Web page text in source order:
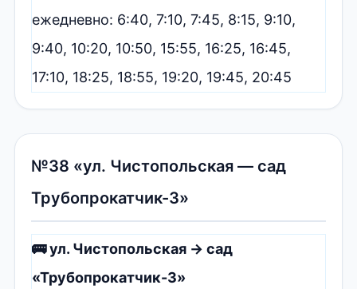
ежедневно: 6:40, 7:10, 7:45, 8:15, 9:10,
9:40, 10:20, 10:50, 15:55, 16:25, 16:45,
17:10, 18:25, 18:55, 19:20, 19:45, 20:45
№38 «ул. Чистопольская — сад
Трубопрокатчик-3»
🚌 ул. Чистопольская → сад
«Трубопрокатчик-3»